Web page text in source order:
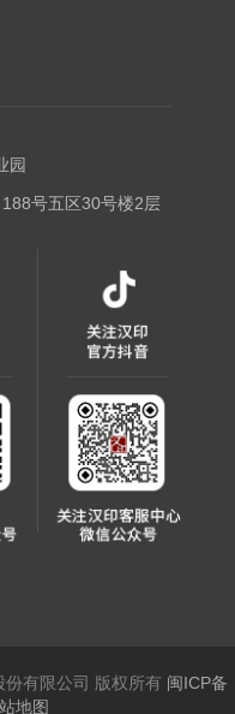
园
号五区30号楼2层
有限公司 版权所有 闽ICP备
地图